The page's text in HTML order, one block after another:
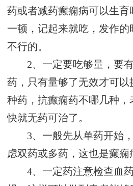
药或者减药癫痫病可以生
一顿，记起来就吃，发作
不行的。
2、一定要吃够量，要
药，只有量够了无效才可
种药，抗癫痫药不哪几种
快就无药可治了。
3、一般先从单药开始
虑双药或多药，这也是癫痫
4、一定药注意检查血